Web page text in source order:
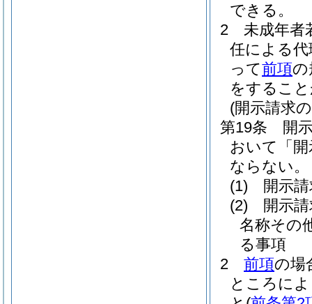
できる。
2
未成年者
任による代
って前項の
をするこ
(開示請求
第19条
開
おいて「
ならない。
(1)
開示
(2)
開示
名称その
る事項
2
前項の場
ところに